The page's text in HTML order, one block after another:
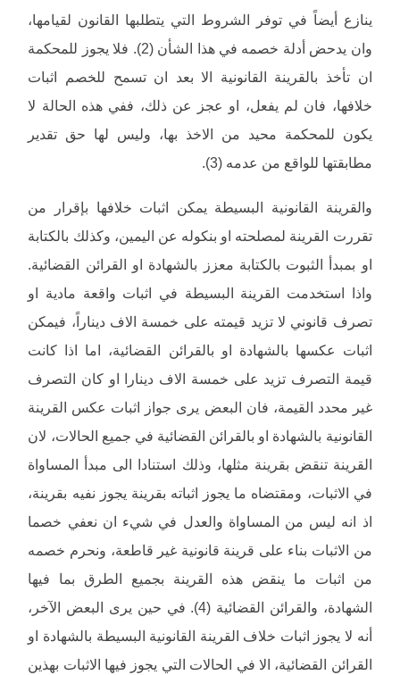
ينازع أيضاً في توفر الشروط التي يتطلبها القانون لقيامها،
وان يدحض أدلة خصمه في هذا الشأن (2). فلا يجوز للمحكمة
ان تأخذ بالقرينة القانونية الا بعد ان تسمح للخصم اثبات
خلافها، فان لم يفعل، او عجز عن ذلك، ففي هذه الحالة لا
يكون للمحكمة محيد من الاخذ بها، وليس لها حق تقدير
مطابقتها للواقع من عدمه (3).
والقرينة القانونية البسيطة يمكن اثبات خلافها بإقرار من
تقررت القرينة لمصلحته او بنكوله عن اليمين، وكذلك بالكتابة
او بمبدأ الثبوت بالكتابة معزز بالشهادة او القرائن القضائية.
واذا استخدمت القرينة البسيطة في اثبات واقعة مادية او
تصرف قانوني لا تزيد قيمته على خمسة الاف ديناراً، فيمكن
اثبات عكسها بالشهادة او بالقرائن القضائية، اما اذا كانت
قيمة التصرف تزيد على خمسة الاف دينارا او كان التصرف
غير محدد القيمة، فان البعض يرى جواز اثبات عكس القرينة
القانونية بالشهادة او بالقرائن القضائية في جميع الحالات، لان
القرينة تنقض بقرينة مثلها، وذلك استنادا الى مبدأ المساواة
في الاثبات، ومقتضاه ما يجوز اثباته بقرينة يجوز نفيه بقرينة،
اذ انه ليس من المساواة والعدل في شيء ان نعفي خصما
من الاثبات بناء على قرينة قانونية غير قاطعة، ونحرم خصمه
من اثبات ما ينقض هذه القرينة بجميع الطرق بما فيها
الشهادة، والقرائن القضائية (4). في حين يرى البعض الآخر،
أنه لا يجوز اثبات خلاف القرينة القانونية البسيطة بالشهادة او
القرائن القضائية، الا في الحالات التي يجوز فيها الاثبات بهذين